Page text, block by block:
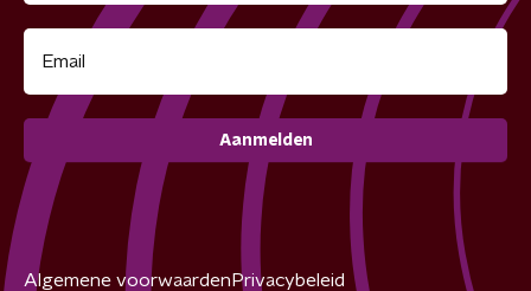
Aanmelden
Algemene voorwaarden Privacybeleid